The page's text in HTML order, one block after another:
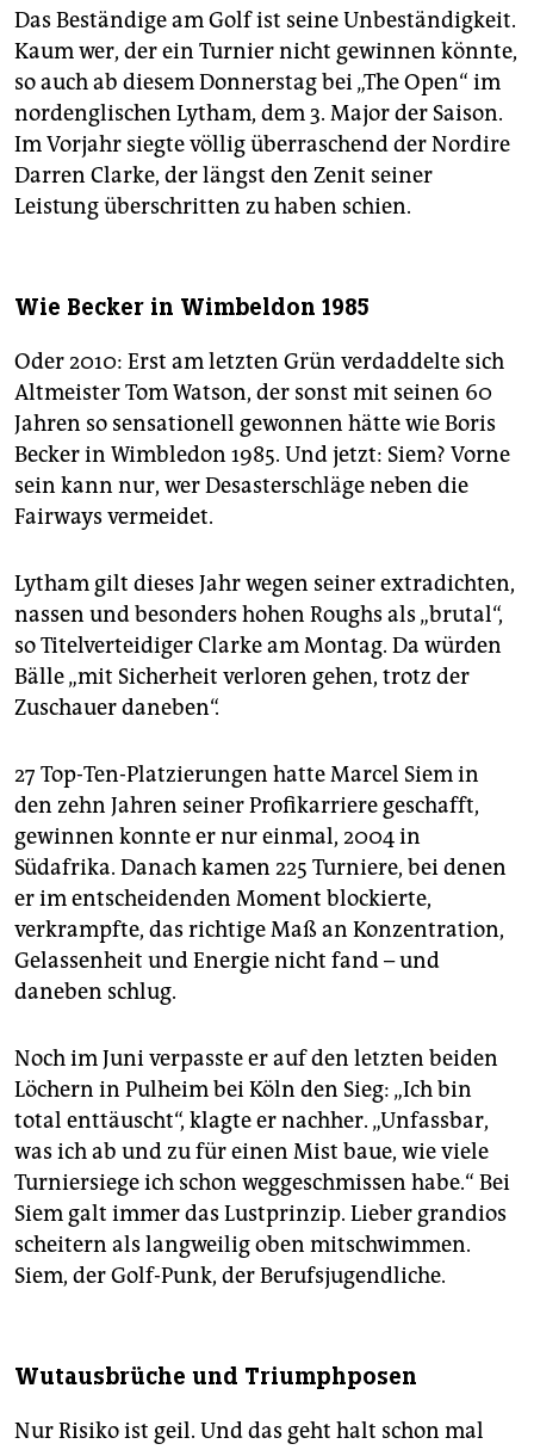
Das Beständige am Golf ist seine Unbeständigkeit.
Kaum wer, der ein Turnier nicht gewinnen könnte,
so auch ab diesem Donnerstag bei „The Open“ im
nordenglischen Lytham, dem 3. Major der Saison.
Im Vorjahr siegte völlig überraschend der Nordire
Darren Clarke, der längst den Zenit seiner
Leistung überschritten zu haben schien.
Wie Becker in Wimbeldon 1985
Oder 2010: Erst am letzten Grün verdaddelte sich
Altmeister Tom Watson, der sonst mit seinen 60
Jahren so sensationell gewonnen hätte wie Boris
Becker in Wimbledon 1985. Und jetzt: Siem? Vorne
sein kann nur, wer Desasterschläge neben die
Fairways vermeidet.
Lytham gilt dieses Jahr wegen seiner extradichten,
nassen und besonders hohen Roughs als „brutal“,
so Titelverteidiger Clarke am Montag. Da würden
Bälle „mit Sicherheit verloren gehen, trotz der
Zuschauer daneben“.
27 Top-Ten-Platzierungen hatte Marcel Siem in
den zehn Jahren seiner Profikarriere geschafft,
gewinnen konnte er nur einmal, 2004 in
Südafrika. Danach kamen 225 Turniere, bei denen
er im entscheidenden Moment blockierte,
verkrampfte, das richtige Maß an Konzentration,
Gelassenheit und Energie nicht fand – und
daneben schlug.
Noch im Juni verpasste er auf den letzten beiden
Löchern in Pulheim bei Köln den Sieg: „Ich bin
total enttäuscht“, klagte er nachher. „Unfassbar,
was ich ab und zu für einen Mist baue, wie viele
Turniersiege ich schon weggeschmissen habe.“ Bei
Siem galt immer das Lustprinzip. Lieber grandios
scheitern als langweilig oben mitschwimmen.
Siem, der Golf-Punk, der Berufsjugendliche.
Wutausbrüche und Triumphposen
Nur Risiko ist geil. Und das geht halt schon mal